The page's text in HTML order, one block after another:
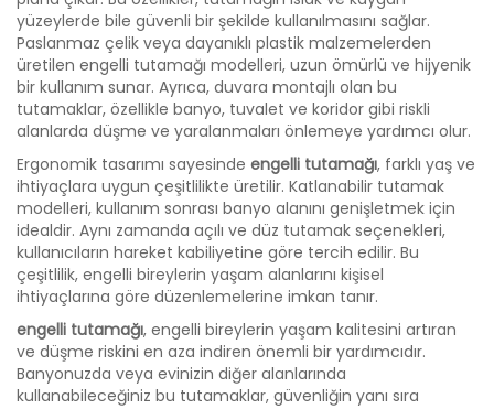
yüzeylerde bile güvenli bir şekilde kullanılmasını sağlar.
Paslanmaz çelik veya dayanıklı plastik malzemelerden
üretilen engelli tutamağı modelleri, uzun ömürlü ve hijyenik
bir kullanım sunar. Ayrıca, duvara montajlı olan bu
tutamaklar, özellikle banyo, tuvalet ve koridor gibi riskli
alanlarda düşme ve yaralanmaları önlemeye yardımcı olur.
Ergonomik tasarımı sayesinde engelli tutamağı, farklı yaş ve
ihtiyaçlara uygun çeşitlilikte üretilir. Katlanabilir tutamak
modelleri, kullanım sonrası banyo alanını genişletmek için
idealdir. Aynı zamanda açılı ve düz tutamak seçenekleri,
kullanıcıların hareket kabiliyetine göre tercih edilir. Bu
çeşitlilik, engelli bireylerin yaşam alanlarını kişisel
ihtiyaçlarına göre düzenlemelerine imkan tanır.
engelli tutamağı, engelli bireylerin yaşam kalitesini artıran
ve düşme riskini en aza indiren önemli bir yardımcıdır.
Banyonuzda veya evinizin diğer alanlarında
kullanabileceğiniz bu tutamaklar, güvenliğin yanı sıra